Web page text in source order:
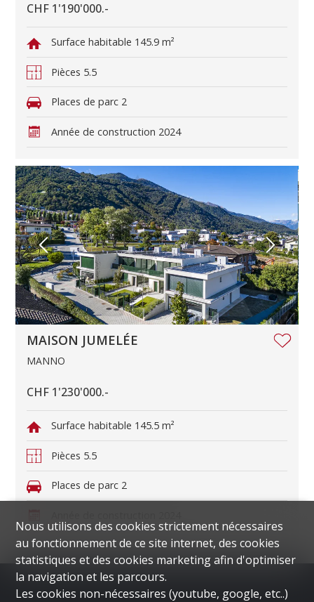
CHF 1'190'000.-
Surface habitable 145.9 m²
Pièces 5.5
Places de parc 2
Année de construction 2024
MAISON JUMELÉE
MANNO
CHF 1'230'000.-
Surface habitable 145.5 m²
Pièces 5.5
Places de parc 2
Nous utilisons des cookies strictement nécessaires
au fonctionnement de ce site internet, des cookies
statistiques et des cookies marketing afin d'optimiser
la navigation et les parcours.
Les cookies non-nécessaires (youtube, google, etc..)